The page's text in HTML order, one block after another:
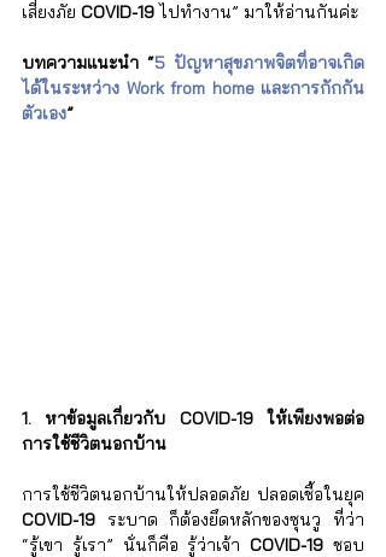
เสี่ยงภัย COVID-19 ไปทำงาน” มาให้อ่านกันค่ะ
บทความแนะนำ “5 ปัญหาสุขภาพจิตที่อาจเกิด
ได้ในระหว่าง Work from home และการกักกัน
ตัวเอง”
1. หาข้อมูลเกี่ยวกับ COVID-19 ให้เพียงพอต่อ
การใช้ชีวิตนอกบ้าน
COVID-19 ระบาด ก็ต้องยึดหลักของซุนวู ที่ว่า
“รู้เขา รู้เรา” นั่นก็คือ รู้ว่าเจ้า COVID-19 ชอบ